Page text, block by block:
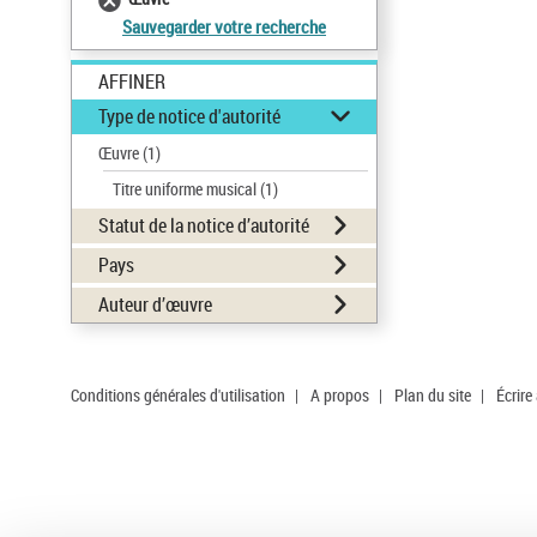
Sauvegarder votre recherche
AFFINER
Type de notice d'autorité
Œuvre(1)
Titre uniforme musical(1)
Statut de la notice d’autorité
Pays
Auteur d’œuvre
Conditions générales d'utilisation | A propos | Plan du site |